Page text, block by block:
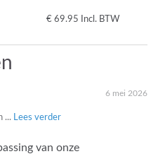
€ 69.95 Incl. BTW
6 mei 2026
... Lees verder
van onze